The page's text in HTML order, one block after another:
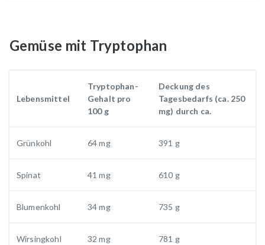
Gemüse mit Tryptophan
Lebensmittel
Tryptophan-
Gehalt pro
100 g
Deckung des
Tagesbedarfs (ca. 250
mg) durch ca.
Grünkohl 64 mg 391 g
Spinat 41 mg 610 g
Blumenkohl 34 mg 735 g
Wirsingkohl 32 mg 781 g